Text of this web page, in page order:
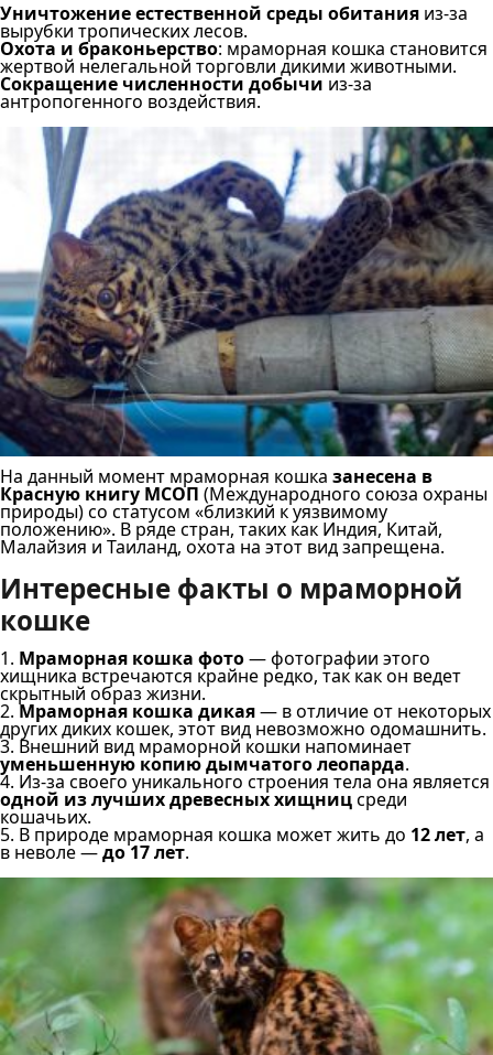
Уничтожение естественной среды обитания из-за
вырубки тропических лесов.
Охота и браконьерство: мраморная кошка становится
жертвой нелегальной торговли дикими животными.
Сокращение численности добычи из-за
антропогенного воздействия.
На данный момент мраморная кошка занесена в
Красную книгу МСОП (Международного союза охраны
природы) со статусом «близкий к уязвимому
положению». В ряде стран, таких как Индия, Китай,
Малайзия и Таиланд, охота на этот вид запрещена.
Интересные факты о мраморной
кошке
1. Мраморная кошка фото— фотографии этого
хищника встречаются крайне редко, так как он ведет
скрытный образ жизни.
2. Мраморная кошка дикая— в отличие от некоторых
других диких кошек, этот вид невозможно одомашнить.
3. Внешний вид мраморной кошки напоминает
уменьшенную копию дымчатого леопарда.
4. Из-за своего уникального строения тела она является
одной из лучших древесных хищницсреди
кошачьих.
5. В природе мраморная кошка может жить до 12 лет, а
в неволе —до 17 лет.